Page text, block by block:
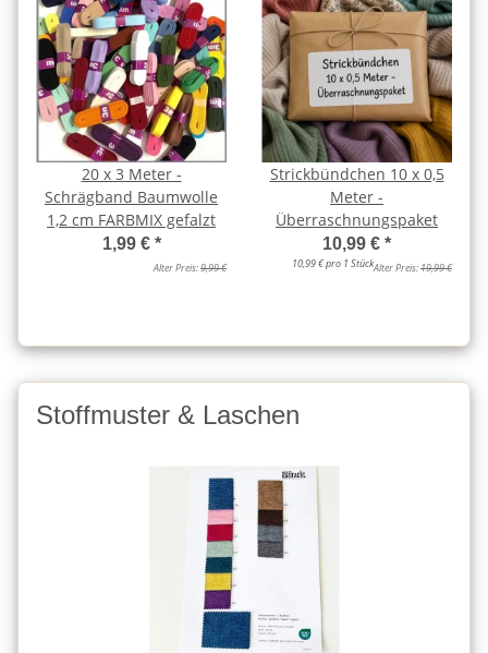
20 x 3 Meter -
Schrägband Baumwolle
1,2 cm FARBMIX gefalzt
1,99 € *
Alter Preis:9,99 €
Strickbündchen 10 x 0,5
Meter -
Überraschnungspaket
10,99 € *
10,99 € pro 1 StückAlter Preis:19,99 €
Stoffmuster & Laschen